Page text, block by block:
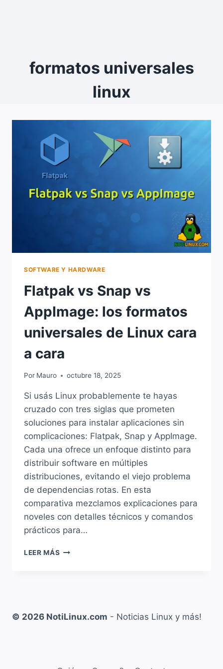
formatos universales
linux
SOFTWARE Y HARDWARE
Flatpak vs Snap vs
AppImage: los formatos
universales de Linux cara
a cara
Por Mauro octubre 18, 2025
Si usás Linux probablemente te hayas
cruzado con tres siglas que prometen
soluciones para instalar aplicaciones sin
complicaciones: Flatpak, Snap y AppImage.
Cada una ofrece un enfoque distinto para
distribuir software en múltiples
distribuciones, evitando el viejo problema
de dependencias rotas. En esta
comparativa mezclamos explicaciones para
noveles con detalles técnicos y comandos
prácticos para…
LEER MÁS FLATPAK
FORMATOS
© 2026 NotiLinux.com - Noticias Linux y más!